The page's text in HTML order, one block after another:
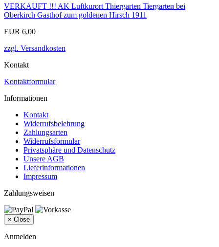
VERKAUFT !!! AK Luftkurort Thiergarten Tiergarten bei
Oberkirch Gasthof zum goldenen Hirsch 1911
EUR 6,00
zzgl. Versandkosten
Kontakt
Kontaktformular
Informationen
Kontakt
Widerrufsbelehrung
Zahlungsarten
Widerrufsformular
Privatsphäre und Datenschutz
Unsere AGB
Lieferinformationen
Impressum
Zahlungsweisen
× Close
Anmelden